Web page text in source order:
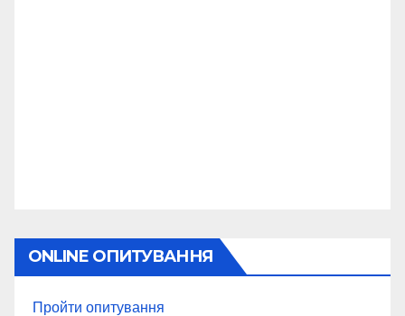
ONLINE ОПИТУВАННЯ
Пройти опитування